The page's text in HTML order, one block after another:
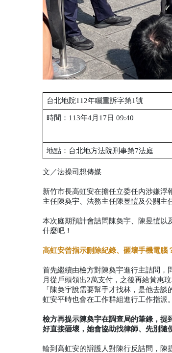
台北地院112年矚重訴字第1號
時間：113年4月17日 09:40
地點：台北地方法院刑事第7法庭
文／法操司想傳媒
新竹市長高虹安在擔任立委任內涉嫌浮
主任陳奐宇、法務主任陳昱愷及公關主
本次庭期預計會詰問陳奐宇、陳昱愷以
什麼吧！
高虹安曾指示刪除紀錄、砸壞手機電腦
首先繼續由檢方對陳奐宇進行主詰問
月從戶頭領出2萬支付，之後再給黃惠
「陳奐宇說需要幫手才找林，是他去
虹安平時也會在工作群組進行工作指派。
檢方再提示陳奐宇在調查局的筆錄，提
好直接砸壞，她會協助找律師、先別隨
輪到高虹安的辯護人對陳行反詰問，陳